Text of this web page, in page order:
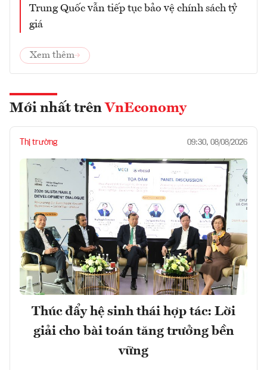
Trung Quốc vẫn tiếp tục bảo vệ chính sách tỷ
giá
Xem thêm
Mới nhất trên VnEconomy
Thị trường 09:30, 08/08/2026
Thúc đẩy hệ sinh thái hợp tác: Lời
giải cho bài toán tăng trưởng bền
vững